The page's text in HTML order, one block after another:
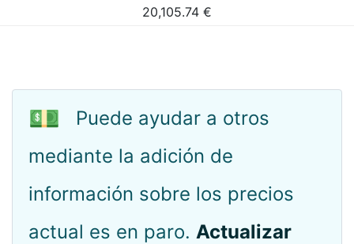
20,105.74 €
💵
Puede ayudar a otros
mediante la adición de
información sobre los precios
actual es en paro. Actualizar